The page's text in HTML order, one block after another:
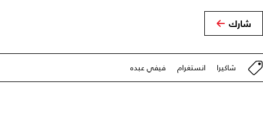
شارك
شاكيرا انستغرام فيفي عبده